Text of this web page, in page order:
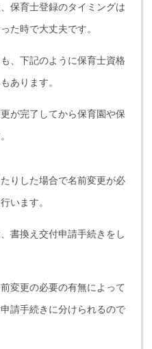
保育士登録のタイミングは
た時で大丈夫です。
、下記のように保育士資格
あります。
が完了してから保育園や保
りした場合で名前変更が必
います。
書換え交付申請手続きをし
変更の必要の有無によって
請手続きに分けられるので